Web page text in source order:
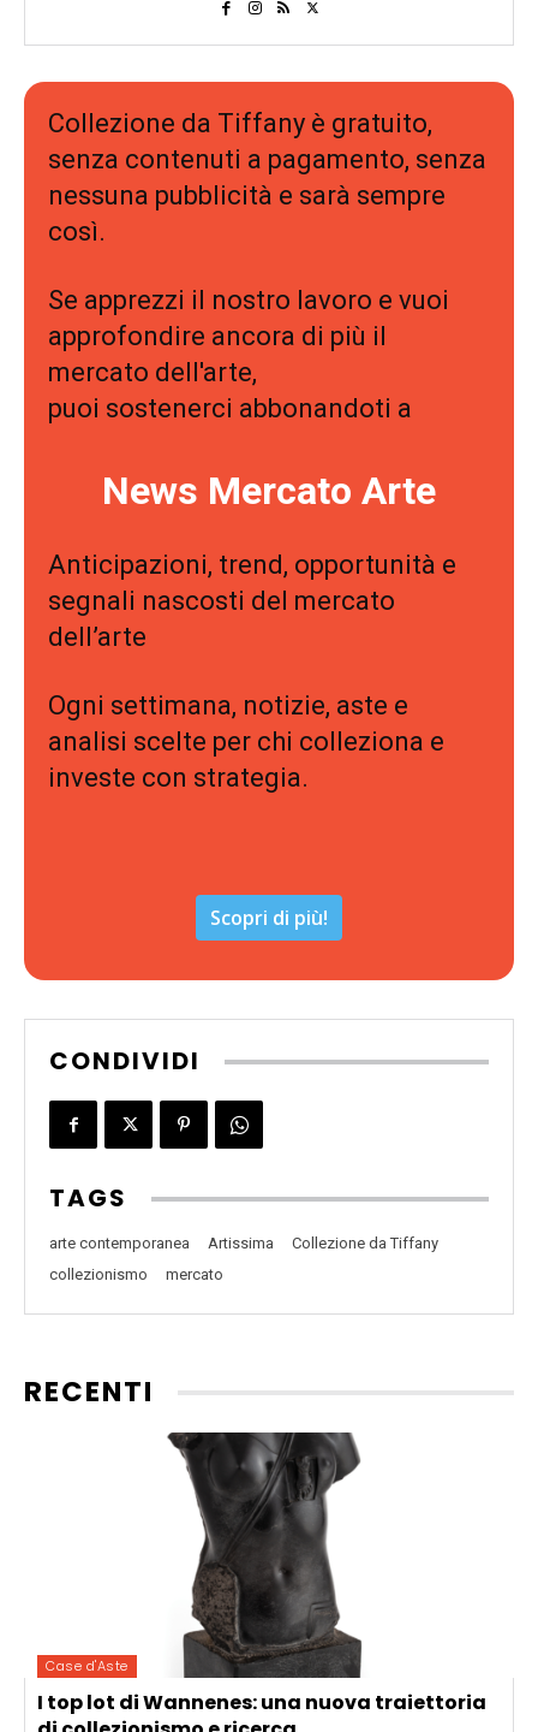
Collezione da Tiffany è gratuito,
senza contenuti a pagamento, senza
nessuna pubblicità e sarà sempre
così.
Se apprezzi il nostro lavoro e vuoi
approfondire ancora di più il
mercato dell'arte,
puoi sostenerci abbonandoti a
News Mercato Arte
Anticipazioni, trend, opportunità e
segnali nascosti del mercato
dell’arte
Ogni settimana, notizie, aste e
analisi scelte per chi colleziona e
investe con strategia.
Scopri di più!
CONDIVIDI
TAGS
arte contemporanea Artissima
Collezione da Tiffany
collezionismo
mercato
RECENTI
Case d'Aste
I top lot di Wannenes: una nuova traiettoria